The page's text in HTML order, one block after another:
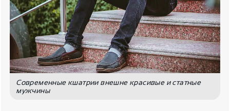
Современные кшатрии внешне красивые и статные
мужчины